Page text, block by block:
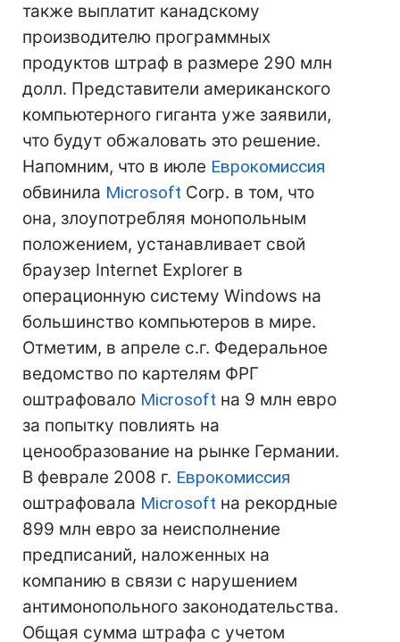
также выплатит канадскому
производителю программных
продуктов штраф в размере 290 млн
долл. Представители американского
компьютерного гиганта уже заявили,
что будут обжаловать это решение.
Напомним, что в июле Еврокомиссия
обвинила Microsoft Corp. в том, что
она, злоупотребляя монопольным
положением, устанавливает свой
браузер Internet Explorer в
операционную систему Windows на
большинство компьютеров в мире.
Отметим, в апреле с.г. Федеральное
ведомство по картелям ФРГ
оштрафовало Microsoft на 9 млн евро
за попытку повлиять на
ценообразование на рынке Германии.
В феврале 2008 г. Еврокомиссия
оштрафовала Microsoft на рекордные
899 млн евро за неисполнение
предписаний, наложенных на
компанию в связи с нарушением
антимонопольного законодательства.
Общая сумма штрафа с учетом